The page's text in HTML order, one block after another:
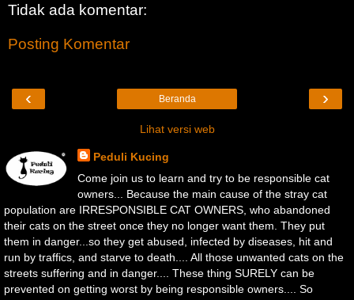
Tidak ada komentar:
Posting Komentar
‹ ›
Beranda
Lihat versi web
Peduli Kucing
Come join us to learn and try to be responsible cat
owners... Because the main cause of the stray cat
population are IRRESPONSIBLE CAT OWNERS, who abandoned
their cats on the street once they no longer want them. They put
them in danger...so they get abused, infected by diseases, hit and
run by traffics, and starve to death.... All those unwanted cats on the
streets suffering and in danger.... These thing SURELY can be
prevented on getting worst by being responsible owners.... So